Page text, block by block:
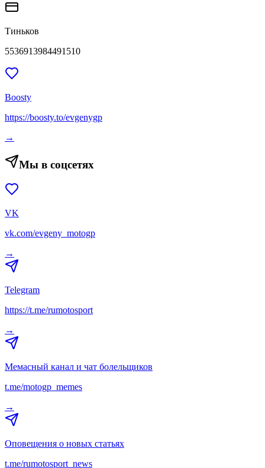
Тиньков
5536913984491510
Boosty
https://boosty.to/evgenygp
→
Мы в соцсетях
VK
vk.com/evgeny_motogp
→
Telegram
https://t.me/rumotosport
→
Мемасный канал и чат болельщиков
t.me/motogp_memes
→
Оповещения о новых статьях
t.me/rumotosport_news